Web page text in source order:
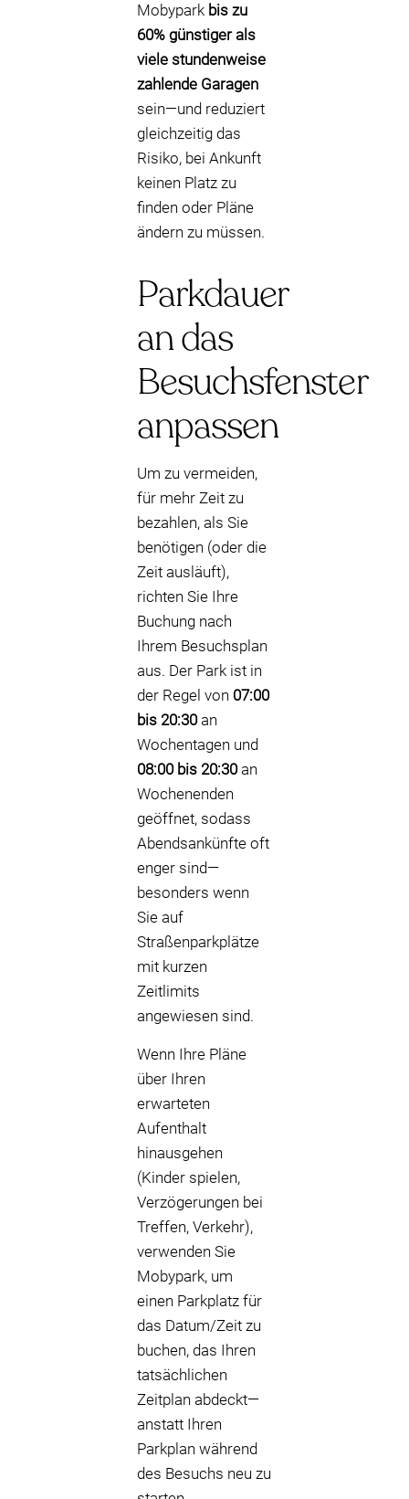
Mobypark bis zu
60% günstiger als
viele stundenweise
zahlende Garagen
sein—und reduziert
gleichzeitig das
Risiko, bei Ankunft
keinen Platz zu
finden oder Pläne
ändern zu müssen.
Parkdauer
an das
Besuchsfenster
anpassen
Um zu vermeiden,
für mehr Zeit zu
bezahlen, als Sie
benötigen (oder die
Zeit ausläuft),
richten Sie Ihre
Buchung nach
Ihrem Besuchsplan
aus. Der Park ist in
der Regel von 07:00
bis 20:30an
Wochentagen und
08:00 bis 20:30an
Wochenenden
geöffnet, sodass
Abendsankünfte oft
enger sind—
besonders wenn
Sie auf
Straßenparkplätze
mit kurzen
Zeitlimits
angewiesen sind.
Wenn Ihre Pläne
über Ihren
erwarteten
Aufenthalt
hinausgehen
(Kinder spielen,
Verzögerungen bei
Treffen, Verkehr),
verwenden Sie
Mobypark, um
einen Parkplatz für
das Datum/Zeit zu
buchen, das Ihren
tatsächlichen
Zeitplan abdeckt—
anstatt Ihren
Parkplan während
des Besuchs neu zu